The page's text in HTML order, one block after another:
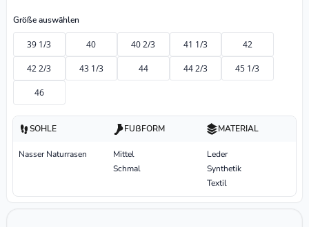
Größe auswählen
39 1/3 40 40 2/3 41 1/3 42
42 2/3 43 1/3 44 44 2/3 45 1/3
46
SOHLE
Nasser Naturrasen
FUßFORM
Mittel
Schmal
MATERIAL
Leder
Synthetik
Textil